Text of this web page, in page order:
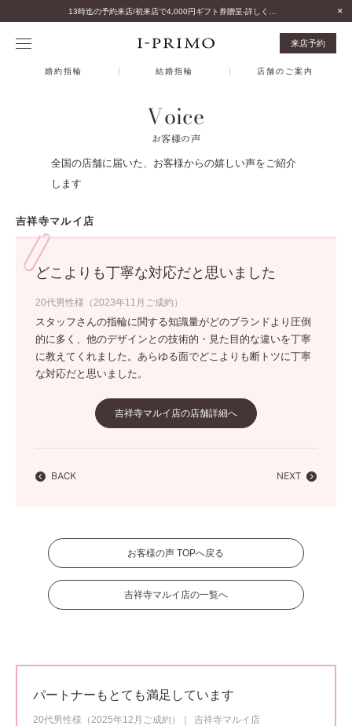
来店予約
婚約指輪 結婚指輪 店舗のご案内
Voice
お客様の声
全国の店舗に届いた、お客様からの嬉しい声をご紹介
します
吉祥寺マルイ店
どこよりも丁寧な対応だと思いました
20代男性様（2023年11月ご成約）
スタッフさんの指輪に関する知識量がどのブランドより圧倒
的に多く、他のデザインとの技術的・見た目的な違いを丁寧
に教えてくれました。あらゆる面でどこよりも断トツに丁寧
な対応だと思いました。
吉祥寺マルイ店の店舗詳細へ
BACK NEXT
お客様の声 TOPへ戻る
吉祥寺マルイ店の一覧へ
パートナーもとても満足しています
20代男性様（2025年12月ご成約）
吉祥寺マルイ店